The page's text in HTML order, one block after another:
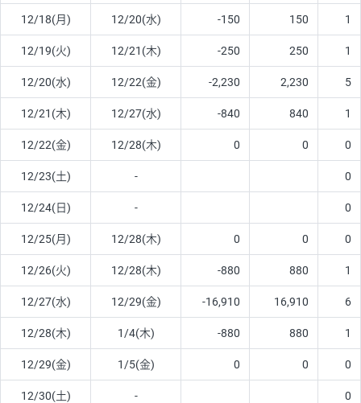
12/18(月) 12/20(水) -150 150 1
12/19(火) 12/21(木) -250 250 1
12/20(水) 12/22(金) -2,230 2,230 5
12/21(木) 12/27(水) -840 840 1
12/22(金) 12/28(木) 0 0 0
12/23(土) - 0
12/24(日) - 0
12/25(月) 12/28(木) 0 0 0
12/26(火) 12/28(木) -880 880 1
12/27(水) 12/29(金) -16,910 16,910 6
12/28(木) 1/4(木) -880 880 1
12/29(金) 1/5(金) 0 0 0
12/30(土) - 0